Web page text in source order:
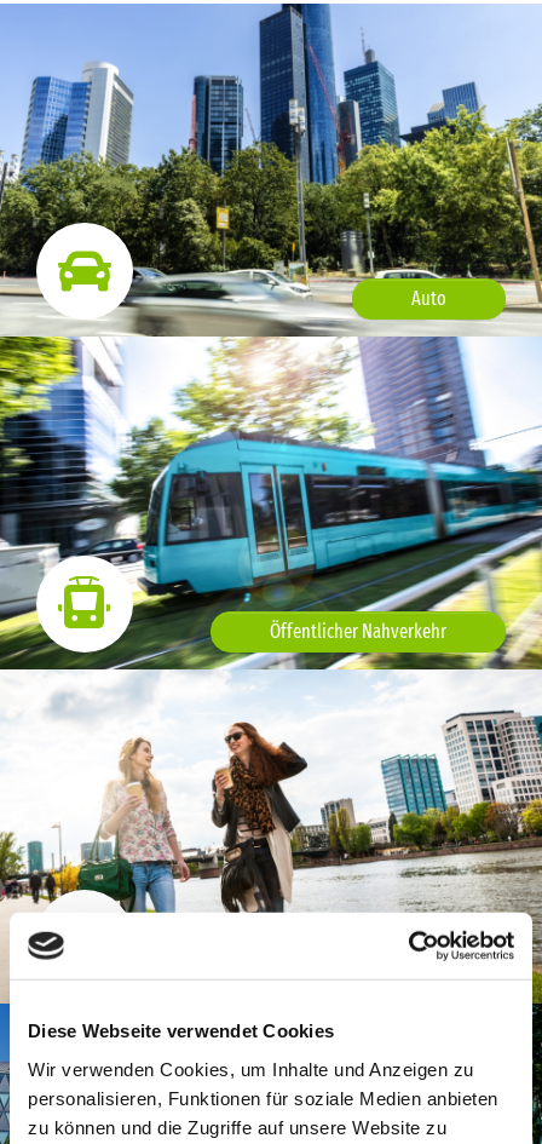
Diese Webseite verwendet Cookies
Wir verwenden Cookies, um Inhalte und Anzeigen zu
personalisieren, Funktionen für soziale Medien anbieten
zu können und die Zugriffe auf unsere Website zu
Auto
Öffentlicher Nahverkehr
Zu Fuß